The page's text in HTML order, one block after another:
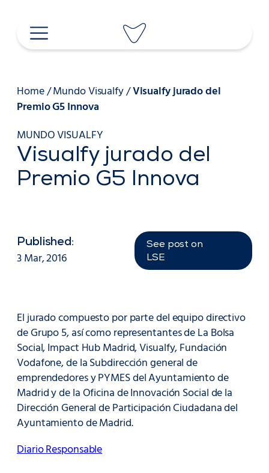
contenido
Home/Mundo Visualfy/Visualfy jurado del
Premio G5 Innova
MUNDO VISUALFY
Visualfy jurado del
Premio G5 Innova
Published:
3 Mar, 2016
See post on
LSE
El jurado compuesto por parte del equipo directivo
de Grupo 5, así como representantes de La Bolsa
Social, Impact Hub Madrid, Visualfy, Fundación
Vodafone, de la Subdirección general de
emprendedores y PYMES del Ayuntamiento de
Madrid y de la Oficina de Innovación Social de la
Dirección General de Participación Ciudadana del
Ayuntamiento de Madrid.
Diario Responsable